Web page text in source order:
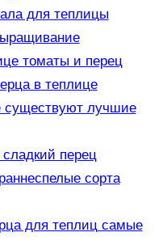
для теплицы
томаты и перец
в теплице
существуют лучшие
перец
сорта
для теплиц самые